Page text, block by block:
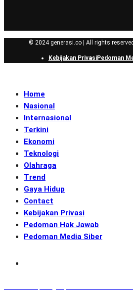
© 2024 generasi.co | All rights reserved
Kebijakan PrivasiPedoman
Home
Nasional
Internasional
Terkini
Ekonomi
Teknologi
Olahraga
Trend
Gaya Hidup
Contact
Kebijakan Privasi
Pedoman Hak Jawab
Pedoman Media Siber